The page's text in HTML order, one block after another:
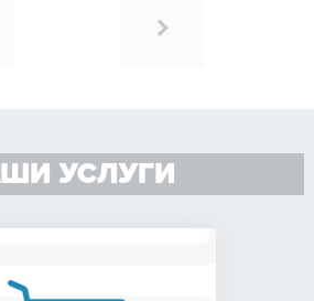
УСЛУГИ